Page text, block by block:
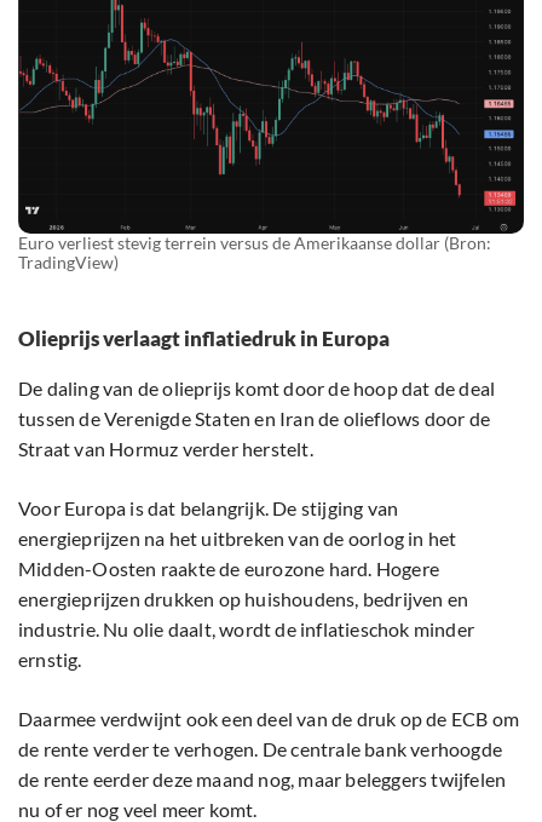
Euro verliest stevig terrein versus de Amerikaanse dollar (Bron:
TradingView)
Olieprijs verlaagt inflatiedruk in Europa
De daling van de olieprijs komt door de hoop dat de deal
tussen de Verenigde Staten en Iran de olieflows door de
Straat van Hormuz verder herstelt.
Voor Europa is dat belangrijk. De stijging van
energieprijzen na het uitbreken van de oorlog in het
Midden-Oosten raakte de eurozone hard. Hogere
energieprijzen drukken op huishoudens, bedrijven en
industrie. Nu olie daalt, wordt de inflatieschok minder
ernstig.
Daarmee verdwijnt ook een deel van de druk op de ECB om
de rente verder te verhogen. De centrale bank verhoogde
de rente eerder deze maand nog, maar beleggers twijfelen
nu of er nog veel meer komt.